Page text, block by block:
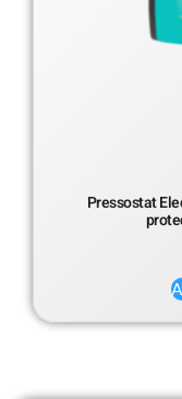
Pressostat